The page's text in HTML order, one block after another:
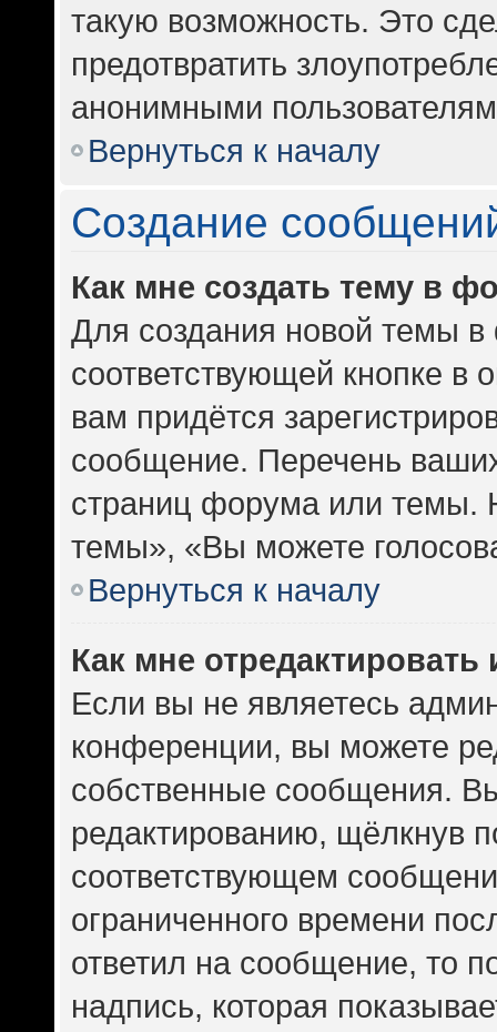
такую возможность. Это
предотвратить
анонимными
Вернуться к началу
Создание
Как мне создать тему в
Для создания новой темы
соответствующей кнопке
вам придётся
сообщение. Перечень
страниц форума или темы.
темы», «Вы можете
Вернуться к началу
Как мне
Если вы не являетесь
конференции, вы можете
собственные сообщения.
редактированию, щёлкнув
соответствующем
ограниченного времени
ответил на сообщение, то
надпись, которая